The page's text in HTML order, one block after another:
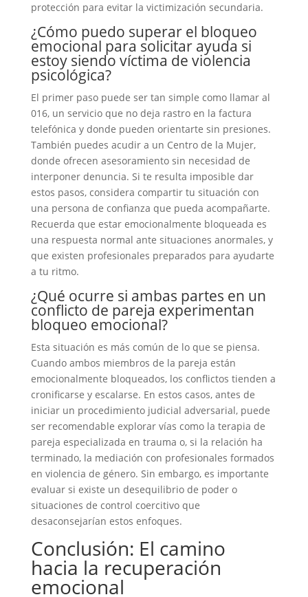
protección para evitar la victimización secundaria.
¿Cómo puedo superar el bloqueo
emocional para solicitar ayuda si
estoy siendo víctima de violencia
psicológica?
El primer paso puede ser tan simple como llamar al
016, un servicio que no deja rastro en la factura
telefónica y donde pueden orientarte sin presiones.
También puedes acudir a un Centro de la Mujer,
donde ofrecen asesoramiento sin necesidad de
interponer denuncia. Si te resulta imposible dar
estos pasos, considera compartir tu situación con
una persona de confianza que pueda acompañarte.
Recuerda que estar emocionalmente bloqueada es
una respuesta normal ante situaciones anormales, y
que existen profesionales preparados para ayudarte
a tu ritmo.
¿Qué ocurre si ambas partes en un
conflicto de pareja experimentan
bloqueo emocional?
Esta situación es más común de lo que se piensa.
Cuando ambos miembros de la pareja están
emocionalmente bloqueados, los conflictos tienden a
cronificarse y escalarse. En estos casos, antes de
iniciar un procedimiento judicial adversarial, puede
ser recomendable explorar vías como la terapia de
pareja especializada en trauma o, si la relación ha
terminado, la mediación con profesionales formados
en violencia de género. Sin embargo, es importante
evaluar si existe un desequilibrio de poder o
situaciones de control coercitivo que
desaconsejarían estos enfoques.
Conclusión: El camino
hacia la recuperación
emocional